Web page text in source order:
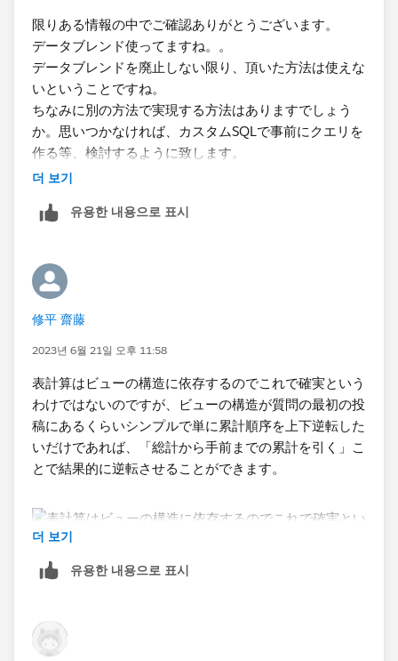
限りある情報の中でご確認ありがとうございます。
データブレンド使ってますね。。
データブレンドを廃止しない限り、頂いた方法は使えな
いということですね。
ちなみに別の方法で実現する方法はありますでしょう
か。思いつかなければ、カスタムSQLで事前にクエリを
作る等、検討するように致します。
더 보기
유용한 내용으로 표시
修平 齋藤
2023년 6월 21일 오후 11:58
表計算はビューの構造に依存するのでこれで確実という
わけではないのですが、ビューの構造が質問の最初の投
稿にあるくらいシンプルで単に累計順序を上下逆転した
いだけであれば、「総計から手前までの累計を引く」こ
とで結果的に逆転させることができます。
더 보기
유용한 내용으로 표시